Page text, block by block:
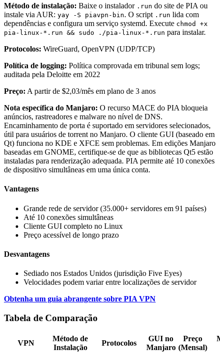
Método de instalação: Baixe o instalador .run do site de PIA ou
instale via AUR: yay -S piavpn-bin. O script .run lida com
dependências e configura um serviço systemd. Execute chmod +x
pia-linux-*.run && sudo ./pia-linux-*.run para instalar.
Protocolos: WireGuard, OpenVPN (UDP/TCP)
Política de logging: Política comprovada em tribunal sem logs;
auditada pela Deloitte em 2022
Preço: A partir de $2,03/mês em plano de 3 anos
Nota específica do Manjaro: O recurso MACE do PIA bloqueia
anúncios, rastreadores e malware no nível de DNS.
Encaminhamento de porta é suportado em servidores selecionados,
útil para usuários de torrent no Manjaro. O cliente GUI (baseado em
Qt) funciona no KDE e XFCE sem problemas. Em edições Manjaro
baseadas em GNOME, certifique-se de que as bibliotecas Qt5 estão
instaladas para renderização adequada. PIA permite até 10 conexões
de dispositivo simultâneas em uma única conta.
Vantagens
Grande rede de servidor (35.000+ servidores em 91 países)
Até 10 conexões simultâneas
Cliente GUI completo no Linux
Preço acessível de longo prazo
Desvantagens
Sediado nos Estados Unidos (jurisdição Five Eyes)
Velocidades podem variar entre localizações de servidor
Obtenha um guia abrangente sobre PIA VPN
Tabela de Comparação
VPN
Método de
Instalação
Protocolos
GUI no
Manjaro
Preço
(Mensal)